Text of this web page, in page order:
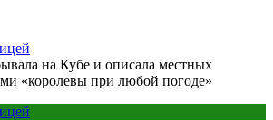
на Кубе и описала местных
«королевы при любой погоде»